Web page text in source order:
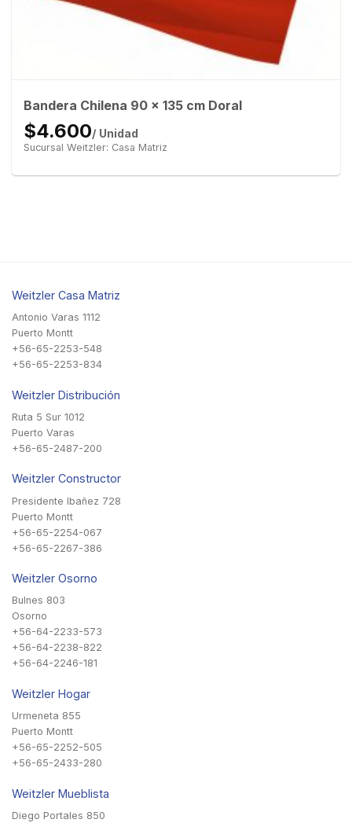
Bandera Chilena 90 x 135 cm Doral
$4.600/ Unidad
Sucursal Weitzler: Casa Matriz
Weitzler Casa Matriz
Antonio Varas 1112
Puerto Montt
+56-65-2253-548
+56-65-2253-834
Weitzler Distribución
Ruta 5 Sur 1012
Puerto Varas
+56-65-2487-200
Weitzler Constructor
Presidente Ibañez 728
Puerto Montt
+56-65-2254-067
+56-65-2267-386
Weitzler Osorno
Bulnes 803
Osorno
+56-64-2233-573
+56-64-2238-822
+56-64-2246-181
Weitzler Hogar
Urmeneta 855
Puerto Montt
+56-65-2252-505
+56-65-2433-280
Weitzler Mueblista
Diego Portales 850